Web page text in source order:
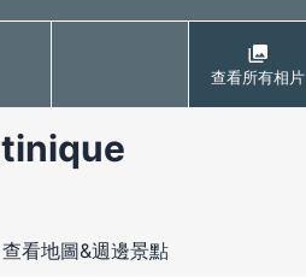
查看所有相片
查看地圖&週邊景點